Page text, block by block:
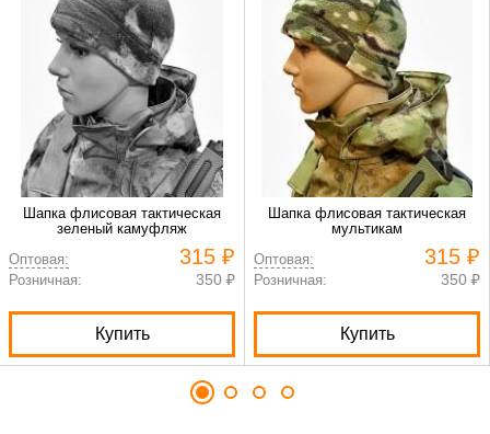
Шапка флисовая тактическая
зеленый камуфляж
Оптовая:
315 ₽
Розничная: 350 ₽
Купить
Шапка флисовая тактическая
мультикам
Оптовая:
315 ₽
Розничная: 350 ₽
Купить